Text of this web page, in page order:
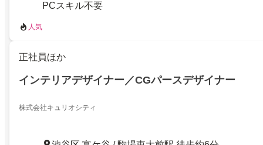
PCスキル不要
人気
正社員ほか
インテリアデザイナー／CGパースデザイナー
株式会社キュリオシティ